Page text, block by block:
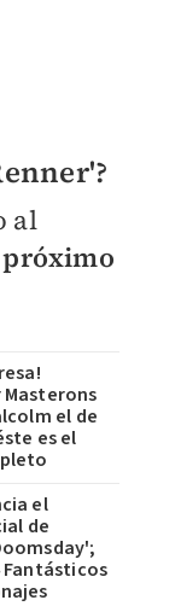
al
próximo
el de
es el
el
de
Fantásticos